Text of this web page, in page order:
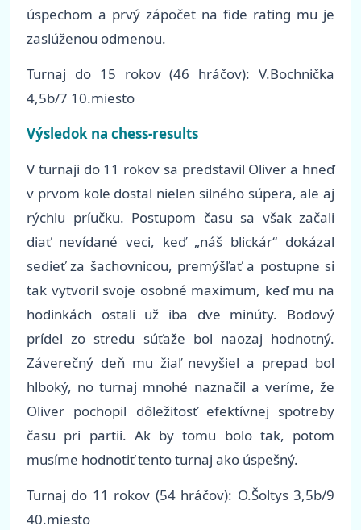
úspechom a prvý zápočet na fide rating mu je
zaslúženou odmenou.
Turnaj do 15 rokov (46 hráčov): V.Bochnička
4,5b/7 10.miesto
Výsledok na chess-results
V turnaji do 11 rokov sa predstavil Oliver a hneď
v prvom kole dostal nielen silného súpera, ale aj
rýchlu príučku. Postupom času sa však začali
diať nevídané veci, keď „náš blickár“ dokázal
sedieť za šachovnicou, premýšľať a postupne si
tak vytvoril svoje osobné maximum, keď mu na
hodinkách ostali už iba dve minúty. Bodový
prídel zo stredu súťaže bol naozaj hodnotný.
Záverečný deň mu žiaľ nevyšiel a prepad bol
hlboký, no turnaj mnohé naznačil a veríme, že
Oliver pochopil dôležitosť efektívnej spotreby
času pri partii. Ak by tomu bolo tak, potom
musíme hodnotiť tento turnaj ako úspešný.
Turnaj do 11 rokov (54 hráčov): O.Šoltys 3,5b/9
40.miesto